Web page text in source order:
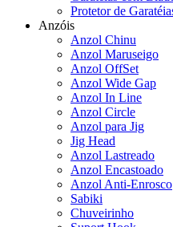
Protetor de
Anzóis
Anzol Chinu
Anzol Maruseigo
Anzol OffSet
Anzol Wide Gap
Anzol In Line
Anzol Circle
Anzol para Jig
Jig Head
Anzol Lastreado
Anzol Encastoado
Anzol Anti-Enrosco
Sabiki
Chuveirinho